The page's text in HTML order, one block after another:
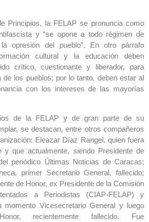
Principios, la FELAP se pronuncia como
y “se opone a todo régimen de
opresión del pueblo”. En otro párrafo
cultural y la educación deben
crítico, cuestionante y liberador, para
los pueblos; por lo tanto, deben estar al
con los intereses de las mayorías
de la FELAP y de gran parte de su
se destacan, entre otros compañeros
Eleazar Díaz Rangel, quien fuera
y que actualmente, siendo Presidente de
periódico Últimas Noticias de Caracas;
primer Secretario General, fallecido;
de Honor, ex Presidente de la Comisión
a Periodistas (CIAP-FELAP) y
momento Vicesecretario General y luego
recientemente fallecido. Fue